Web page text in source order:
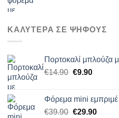
ΚΑΛΥΤΕΡΑ ΣΕ ΨΗΦΟΥΣ
Πορτοκαλί μπλούζα
€14.90 Original
€14.90.
€9.90Η
είναι:
€9.90.
Φόρεμα mini
€39.90 Original
€29.90Η